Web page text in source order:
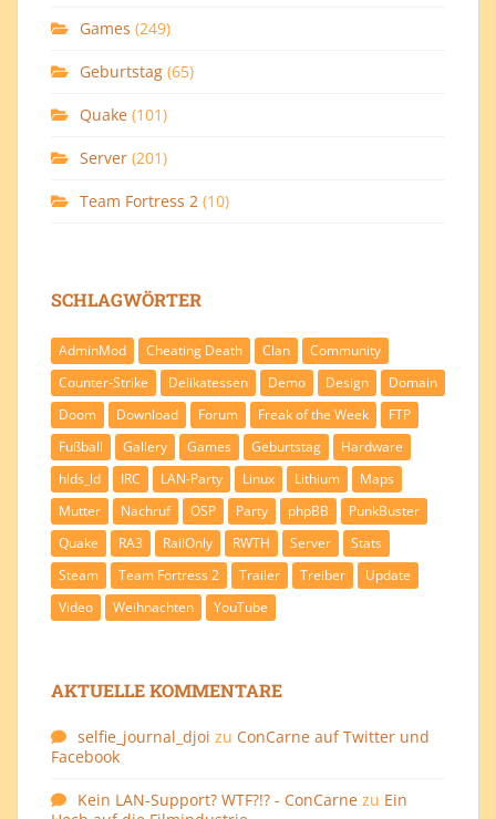
Games (249)
Geburtstag (65)
Quake (101)
Server (201)
Team Fortress 2 (10)
SCHLAGWÖRTER
AdminMod Cheating Death Clan
Community
Counter-Strike
Delikatessen Demo Design
Domain
Doom
Download Forum Freak of the Week
FTP
Fußball
Gallery Games Geburtstag
Hardware
hlds_ld
IRC LAN-Party Linux Lithium
Maps
Mutter
Nachruf OSP Party phpBB
PunkBuster
Quake
RA3 RailOnly RWTH Server
Stats
Steam
Team Fortress 2 Trailer Treiber
Update
Video
Weihnachten YouTube
AKTUELLE KOMMENTARE
selfie_journal_djoi zu ConCarne auf Twitter und
Facebook
Kein LAN-Support? WTF?!? - ConCarne zu Ein